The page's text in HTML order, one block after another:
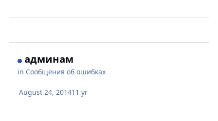
админам
in Сообщения об ошибках
August 24, 201411 yr